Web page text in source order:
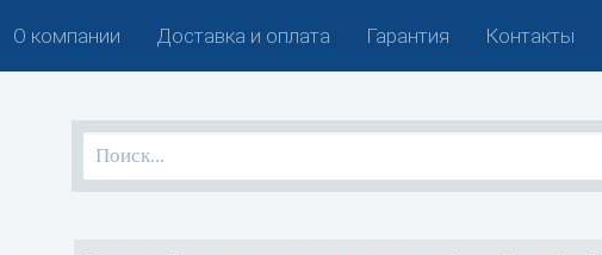
О компании Доставка и оплата Гарантия Контакты